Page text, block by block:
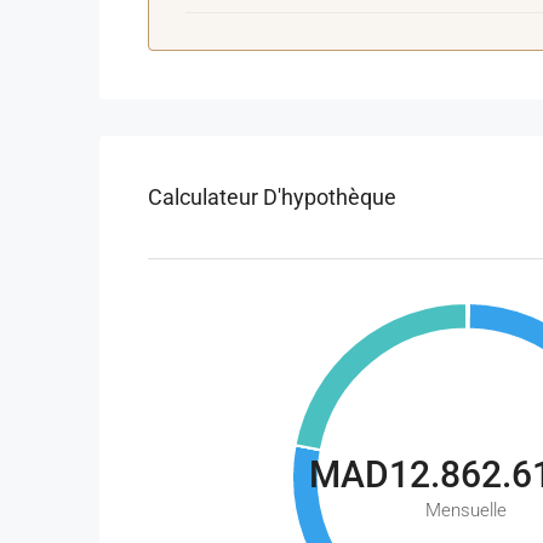
Calculateur D'hypothèque
Mensuelle